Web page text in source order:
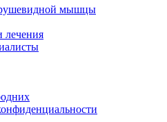
мышцы
лечения